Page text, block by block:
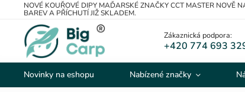
NOVÉ KOUŘOVÉ DIPY MAĎARSKÉ ZNAČKY CCT MASTER NOVĚ
BAREV A PŘÍCHUTÍ JIŽ SKLADEM.
Zákaznická podpora:
+420 774 693
Novinky na eshopu Nabízené značky